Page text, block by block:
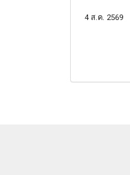
4 ส.ค. 2569